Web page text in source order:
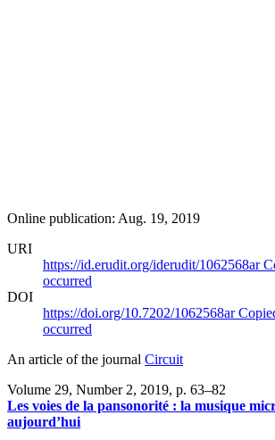
Online publication: Aug. 19, 2019
URI
https://id.erudit.org/iderudit/1062568ar
occurred
DOI
https://doi.org/10.7202/1062568ar
occurred
An article of the journal Circuit
Volume 29, Number 2, 2019, p. 63–82
Les voies de la pansonorité : la musique
aujourd’hui